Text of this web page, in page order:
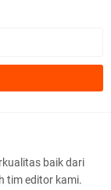
baik dari
tim editor kami.